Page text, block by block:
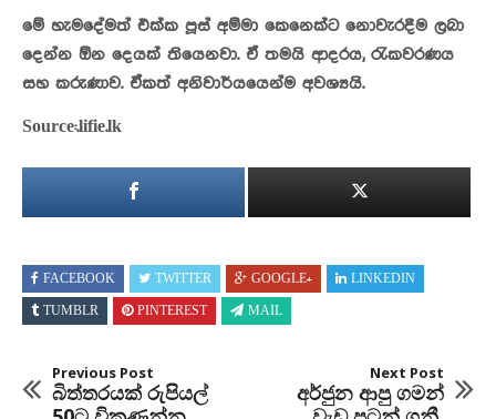
මේ හැමදේමත් එක්ක පූස් අම්මා කෙනෙක්ට නොවැරදීම ලබා
දෙන්න ඕන දෙයක් තියෙනවා. ඒ තමයි ආදරය, රැකවරණය
සහ කරුණාව. ඒකත් අනිවාර්යයෙන්ම අවශ්‍යයි.
Source:.lifie.lk
FACEBOOK TWITTER GOOGLE+ LINKEDIN
TUMBLR PINTEREST MAIL
Previous Post
බිත්තරයක් රුපියල්
Next Post
අර්ජුන ආපු ගමන්